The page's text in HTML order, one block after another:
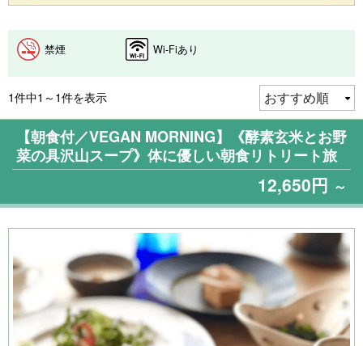
禁煙 Wi-Fiあり
1件中1～1件を表示
【朝食付／VEGAN MORNING】《酵素玄米とお野
菜の具沢山スープ》体に優しい朝食リトリート旅
12,650円 ～